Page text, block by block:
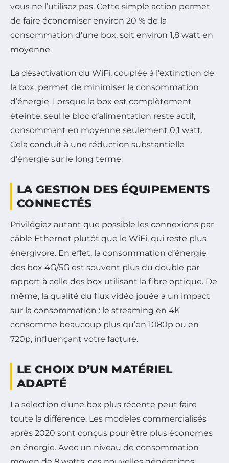
vous ne l’utilisez pas. Cette simple action permet
de faire économiser environ 20 % de la
consommation d’une box, soit environ 1,8 watt en
moyenne.
La désactivation du WiFi, couplée à l’extinction de
la box, permet de minimiser la consommation
d’énergie. Lorsque la box est complètement
éteinte, seul le bloc d’alimentation reste actif,
consommant en moyenne seulement 0,1 watt.
Cela conduit à une réduction substantielle
d’énergie sur le long terme.
LA GESTION DES ÉQUIPEMENTS
CONNECTÉS
Privilégiez autant que possible les connexions par
câble Ethernet plutôt que le WiFi, qui reste plus
énergivore. En effet, la consommation d’énergie
des box 4G/5G est souvent plus du double par
rapport à celle des box utilisant la fibre optique. De
même, la qualité du flux vidéo jouée a un impact
sur la consommation : le streaming en 4K
consomme beaucoup plus qu’en 1080p ou en
720p, influençant votre facture.
LE CHOIX D’UN MATÉRIEL
ADAPTÉ
La sélection d’une box plus récente peut faire
toute la différence. Les modèles commercialisés
après 2020 sont conçus pour être plus économes
en énergie. Avec un niveau de consommation